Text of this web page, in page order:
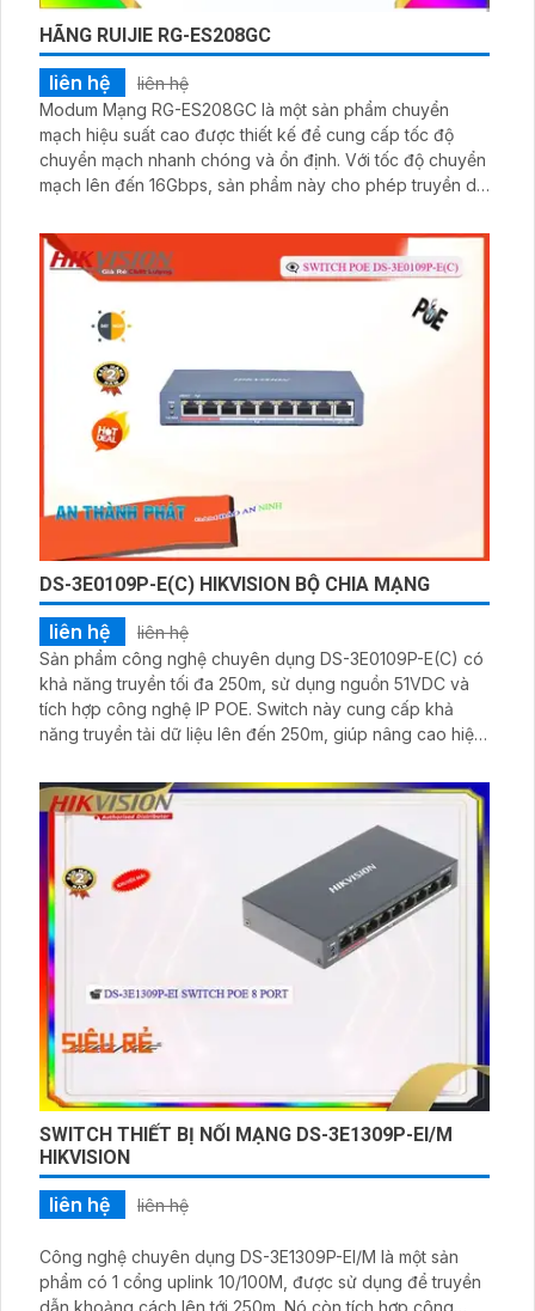
HÃNG RUIJIE RG-ES208GC
liên hệ
liên hệ
Modum Mạng RG-ES208GC là một sản phẩm chuyển
mạch hiệu suất cao được thiết kế để cung cấp tốc độ
chuyển mạch nhanh chóng và ổn định. Với tốc độ chuyển
mạch lên đến 16Gbps, sản phẩm này cho phép truyền dữ
độ chuyển gói tin lên đến 11. 9Mpps giúp giảm thời gian
truyền dữ liệu và tăng tốc độ truyền thông
DS-3E0109P-E(C) HIKVISION BỘ CHIA MẠNG
liên hệ
liên hệ
Sản phẩm công nghệ chuyên dụng DS-3E0109P-E(C) có
khả năng truyền tối đa 250m, sử dụng nguồn 51VDC và
tích hợp công nghệ IP POE. Switch này cung cấp khả
năng truyền tải dữ liệu lên đến 250m, giúp nâng cao hiệu
SWITCH THIẾT BỊ NỐI MẠNG DS-3E1309P-EI/M
HIKVISION
liên hệ liên hệ
Công nghệ chuyên dụng DS-3E1309P-EI/M là một sản
phẩm có 1 cổng uplink 10/100M, được sử dụng để truyền
dẫn khoảng cách lên tới 250m. Nó còn tích hợp công